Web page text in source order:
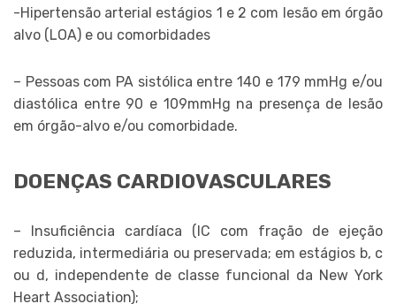
-Hipertensão arterial estágios 1 e 2 com lesão em órgão
alvo (LOA) e ou comorbidades
– Pessoas com PA sistólica entre 140 e 179 mmHg e/ou
diastólica entre 90 e 109mmHg na presença de lesão
em órgão-alvo e/ou comorbidade.
DOENÇAS CARDIOVASCULARES
– Insuficiência cardíaca (IC com fração de ejeção
reduzida, intermediária ou preservada; em estágios b, c
ou d, independente de classe funcional da New York
Heart Association);